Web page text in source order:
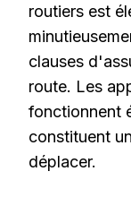
routiers est
clauses
route. Les
fonctionnent
constituent
déplacer.